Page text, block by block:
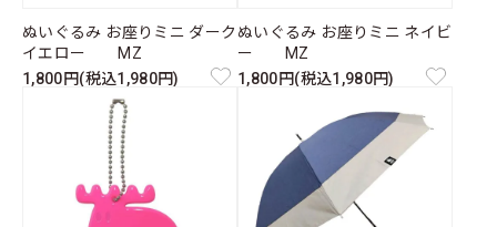
ぬいぐるみ お座りミニ ダーク
イエロー MZ
1,800円(税込1,980円)
ぬいぐるみ お座りミニ ネイビ
ー MZ
1,800円(税込1,980円)